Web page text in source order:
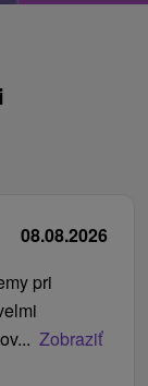
08.08.2026
pri
Zobraziť